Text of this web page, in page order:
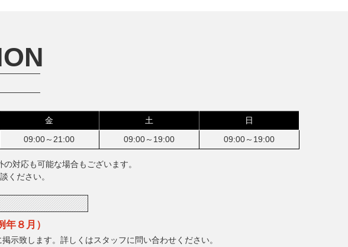
金 土
日
09:00～21:00 09:00～19:00 09:00～19:00
対応も可能な場合もございます。
ください。
８月）
示致します。詳しくはスタッフに問い合わせください。